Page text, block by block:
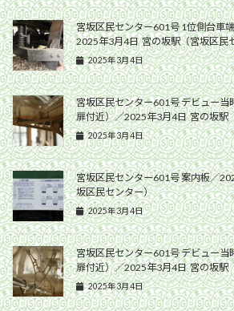
宮坂区民センター601号 1位側台車
2025年3月4日 宮の坂駅（宮坂区民
2025年3月4日
宮坂区民センター601号 デビュー当
扉付近）／2025年3月4日 宮の坂駅
2025年3月4日
宮坂区民センター601号 案内板／
坂区民センター）
2025年3月4日
宮坂区民センター601号 デビュー当
扉付近）／2025年3月4日 宮の坂駅
2025年3月4日